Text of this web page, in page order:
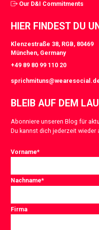
Our D&I Commitments
HIER FINDEST DU
Klenzestraße 38, RGB, 80469
München, Germany
+49 89 80 99 110 20
BLEIB AUF DEM
Abonniere unseren Blog für
Du kannst dich jederzeit wieder
Vorname*
Nachname*
Firma